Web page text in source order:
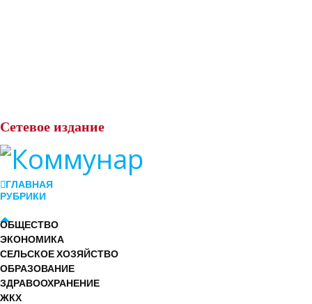
Сетевое издание
ГЛАВНАЯ
РУБРИКИ
ОБЩЕСТВО
ЭКОНОМИКА
СЕЛЬСКОЕ ХОЗЯЙСТВО
ОБРАЗОВАНИЕ
ЗДРАВООХРАНЕНИЕ
ЖКХ